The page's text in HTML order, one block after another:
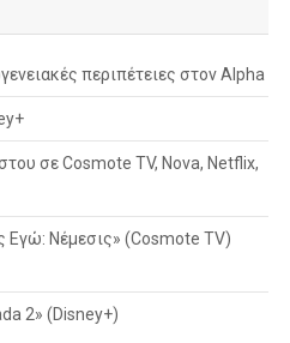
περιπέτειες στον Alpha
σε Cosmote TV, Nova, Netflix,
Εγώ: Νέμεσις» (Cosmote TV)
2» (Disney+)